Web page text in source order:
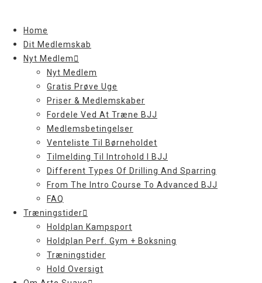
contentHome
Dit Medlemskab
Nyt Medlem
Nyt Medlem
Gratis Prøve Uge
Priser & Medlemskaber
Fordele Ved At Træne BJJ
Medlemsbetingelser
Venteliste Til Børneholdet
Tilmelding Til Introhold I BJJ
Different Types Of Drilling And Sparring
From The Intro Course To Advanced BJJ
FAQ
Træningstider
Holdplan Kampsport
Holdplan Perf. Gym + Boksning
Træningstider
Hold Oversigt